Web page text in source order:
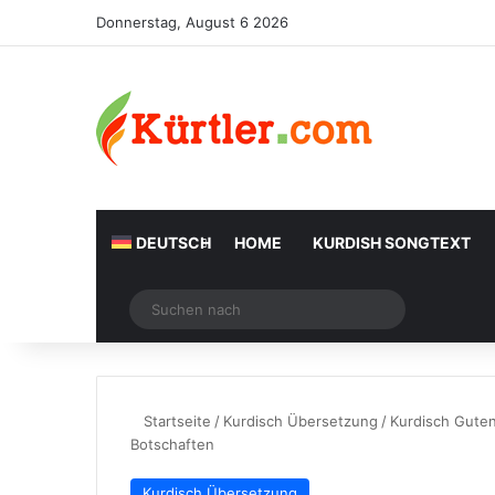
Donnerstag, August 6 2026
DEUTSCH HOME KURDISH SONGTEXT
Zufälliger Artikel
nach
Startseite / Kurdisch Übersetzung / Kurdisch
Botschaften